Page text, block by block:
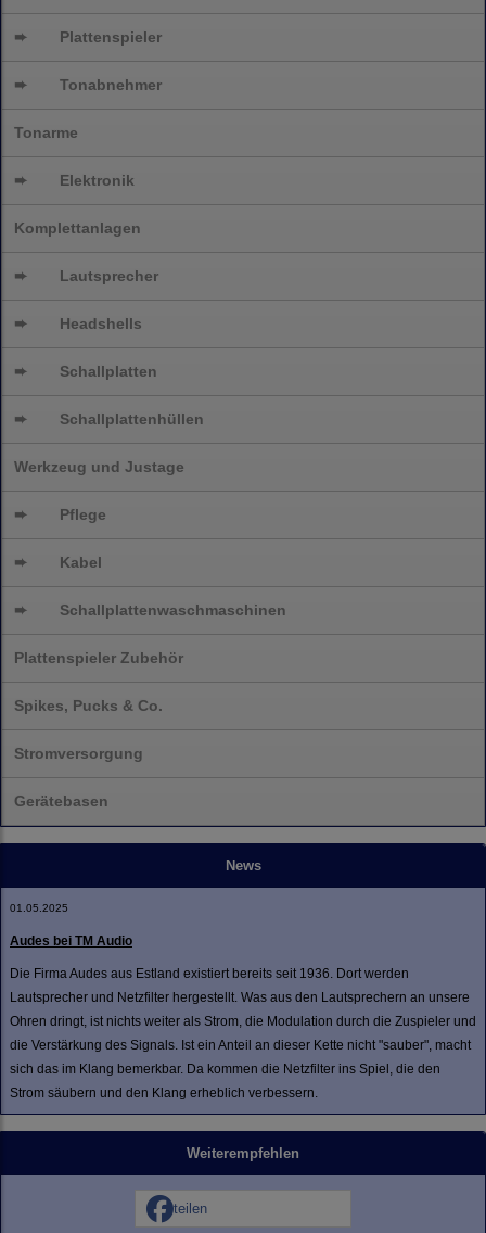
➨ Plattenspieler
➨ Tonabnehmer
Tonarme
➨ Elektronik
Komplettanlagen
➨ Lautsprecher
➨ Headshells
➨ Schallplatten
➨ Schallplattenhüllen
Werkzeug und Justage
➨ Pflege
➨ Kabel
➨ Schallplattenwaschmaschinen
Plattenspieler Zubehör
Spikes, Pucks & Co.
Stromversorgung
Gerätebasen
News
01.05.2025
Audes bei TM Audio
Die Firma Audes aus Estland existiert bereits seit 1936. Dort werden
Lautsprecher und Netzfilter hergestellt. Was aus den Lautsprechern an unsere
Ohren dringt, ist nichts weiter als Strom, die Modulation durch die Zuspieler und
die Verstärkung des Signals. Ist ein Anteil an dieser Kette nicht "sauber", macht
sich das im Klang bemerkbar. Da kommen die Netzfilter ins Spiel, die den
Strom säubern und den Klang erheblich verbessern.
Weiterempfehlen
teilen